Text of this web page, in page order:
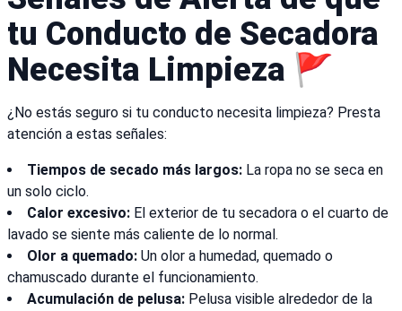
tu Conducto de Secadora
Necesita Limpieza 🚩
¿No estás seguro si tu conducto necesita limpieza? Presta
atención a estas señales:
Tiempos de secado más largos: La ropa no se seca en
un solo ciclo.
Calor excesivo: El exterior de tu secadora o el cuarto de
lavado se siente más caliente de lo normal.
Olor a quemado: Un olor a humedad, quemado o
chamuscado durante el funcionamiento.
Acumulación de pelusa: Pelusa visible alrededor de la